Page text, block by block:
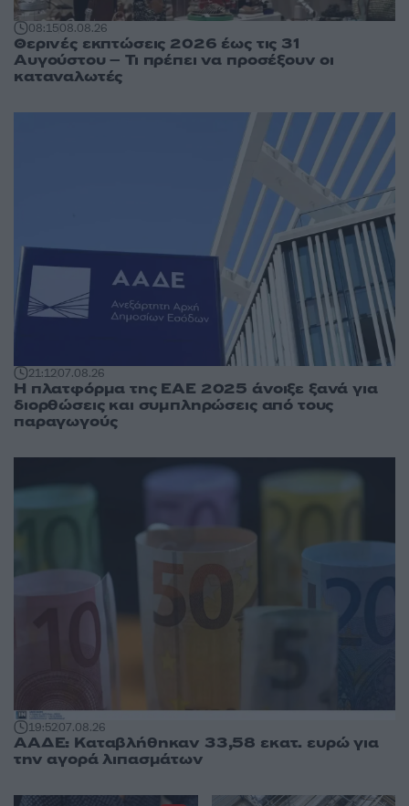
08:1508.08.26
Θερινές εκπτώσεις 2026 έως τις 31
Αυγούστου – Τι πρέπει να προσέξουν οι
καταναλωτές
21:1207.08.26
Η πλατφόρμα της ΕΑΕ 2025 άνοιξε ξανά για
διορθώσεις και συμπληρώσεις από τους
παραγωγούς
19:5207.08.26
ΑΑΔΕ: Καταβλήθηκαν 33,58 εκατ. ευρώ για
την αγορά λιπασμάτων